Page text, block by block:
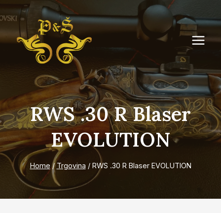
to
content
RWS .30 R Blaser
EVOLUTION
Home / Trgovina / RWS .30 R Blaser EVOLUTION